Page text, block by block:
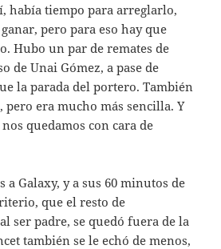
había tiempo para arreglarlo,
pero para eso hay que
Hubo un par de remates de
de Unai Gómez, a pase de
la parada del portero. También
pero era mucho más sencilla. Y
quedamos con cara de
a Galaxy, y a sus 60 minutos de
que el resto de
ser padre, se quedó fuera de la
también se le echó de menos,